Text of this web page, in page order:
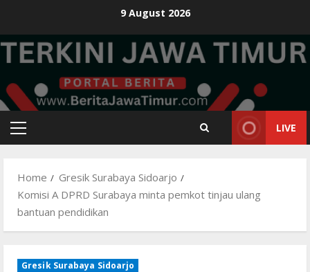
content
9 August 2026
Primary
LIVE
Home
Gresik Surabaya Sidoarjo
Komisi A DPRD Surabaya minta pemkot tinjau ulang
bantuan pendidikan
Gresik Surabaya Sidoarjo